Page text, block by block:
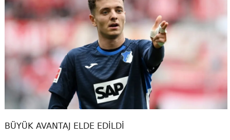
BÜYÜK AVANTAJ ELDE EDİLDİ